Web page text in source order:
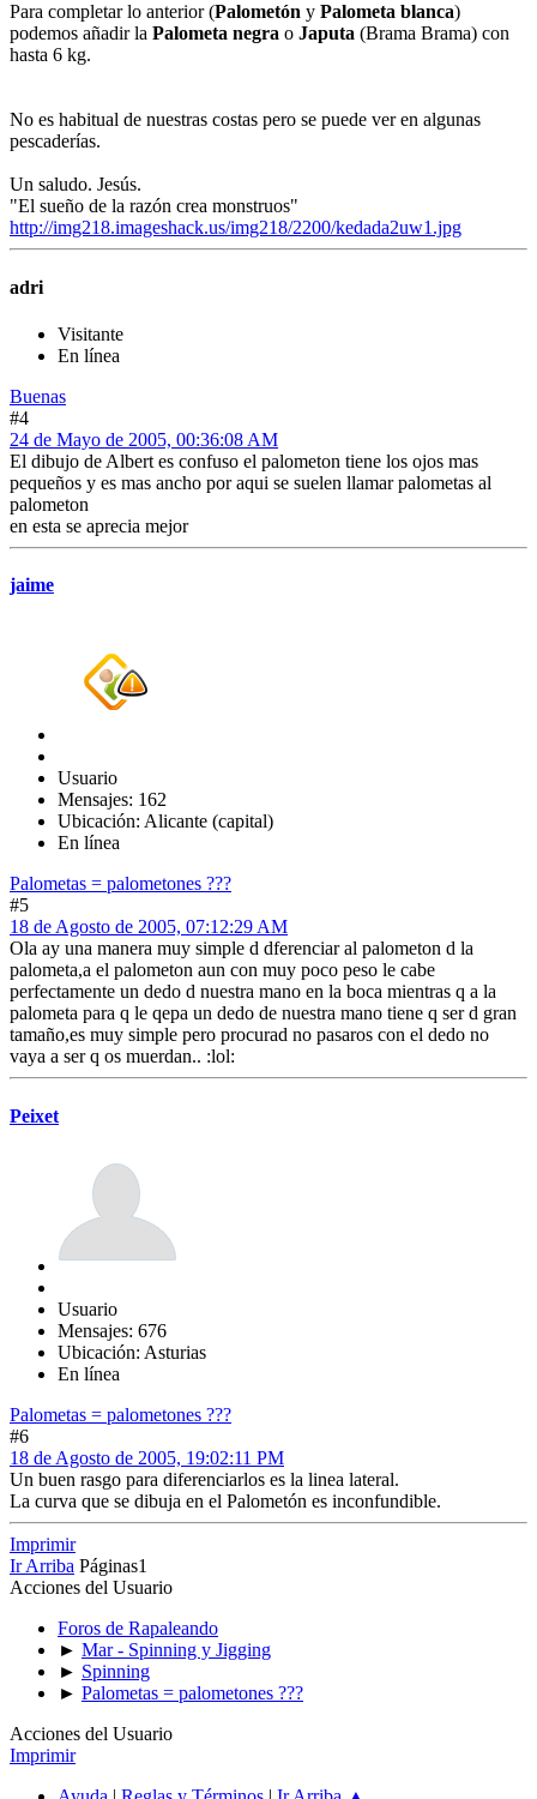
Para completar lo anterior (Palometón y Palometa blanca)
podemos añadir la Palometa negra o Japuta (Brama Brama) con
hasta 6 kg.
No es habitual de nuestras costas pero se puede ver en algunas
pescaderías.
Un saludo. Jesús.
"El sueño de la razón crea monstruos"
http://img218.imageshack.us/img218/2200/kedada2uw1.jpg
adri
Visitante
En línea
Buenas
#4
24 de Mayo de 2005, 00:36:08 AM
El dibujo de Albert es confuso el palometon tiene los ojos mas
pequeños y es mas ancho por aqui se suelen llamar palometas al
palometon
en esta se aprecia mejor
jaime
Usuario
Mensajes: 162
Ubicación: Alicante (capital)
En línea
Palometas = palometones ???
#5
18 de Agosto de 2005, 07:12:29 AM
Ola ay una manera muy simple d dferenciar al palometon d la
palometa,a el palometon aun con muy poco peso le cabe
perfectamente un dedo d nuestra mano en la boca mientras q a la
palometa para q le qepa un dedo de nuestra mano tiene q ser d gran
tamaño,es muy simple pero procurad no pasaros con el dedo no
vaya a ser q os muerdan.. :lol:
Peixet
Usuario
Mensajes: 676
Ubicación: Asturias
En línea
Palometas = palometones ???
#6
18 de Agosto de 2005, 19:02:11 PM
Un buen rasgo para diferenciarlos es la linea lateral.
La curva que se dibuja en el Palometón es inconfundible.
Imprimir
Ir Arriba Páginas1
Acciones del Usuario
Foros de Rapaleando
► Mar - Spinning y Jigging
► Spinning
► Palometas = palometones ???
Acciones del Usuario
Imprimir